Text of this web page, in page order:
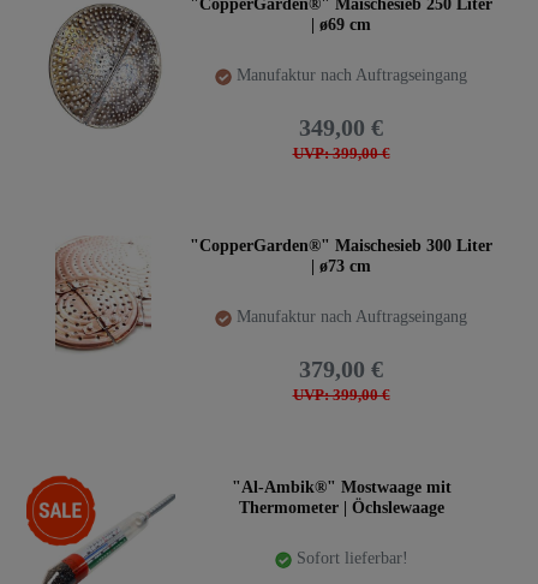
"CopperGarden®" Maischesieb 250 Liter
| ø69 cm
Manufaktur nach Auftragseingang
UVP: 399,00 €
349,00 €
"CopperGarden®" Maischesieb 300 Liter
| ø73 cm
Manufaktur nach Auftragseingang
UVP: 399,00 €
379,00 €
-22%
"Al-Ambik®" Mostwaage mit
Thermometer | Öchslewaage
Sofort lieferbar!